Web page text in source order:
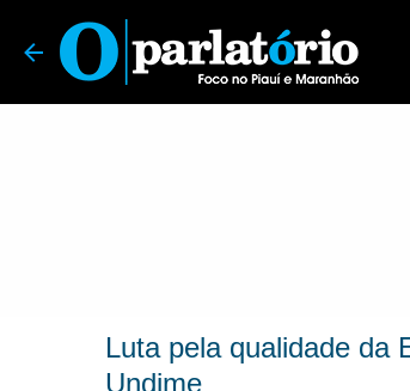
O Parlatório | Foco no Piauí e Maranhão
Luta pela qualidade da
Undime